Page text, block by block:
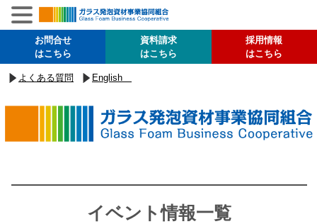
お問合せ
はこちら
資料請求
はこちら
採用情報
はこちら
よくある質問 English
イベント情報一覧